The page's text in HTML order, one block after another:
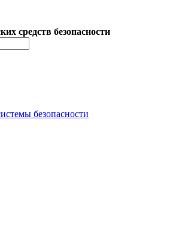
средств безопасности
безопасности